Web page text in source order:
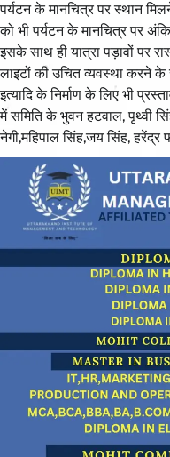
पर्यटन के मानचित्र पर स्थान
को भी पर्यटन के मानचित्र पर
इसके साथ ही यात्रा पड़ावों पर
लाइटों की उचित व्यवस्था करने के
इत्यादि के निर्माण के लिए भी
में समिति के भुवन हटवाल, पृथ्वी
नेगी,महिपाल सिंह,जय सिंह, हरेंद्र